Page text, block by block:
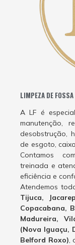
LIMPEZA DE FOSSA
A LF é
manutenção,
desobstrução,
de esgoto,
Contamos
treinada e
eficiência e
Atendemos
Tijuca,
Copacabana,
Madureira,
(Nova Iguaçu,
Belford Roxo),